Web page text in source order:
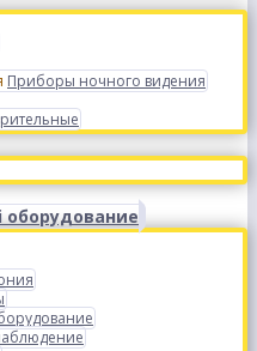
Приборы ночного видения
оборудование